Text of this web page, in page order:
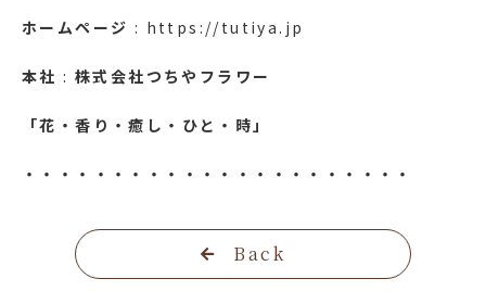
ホームページ : https://tutiya.jp
本社 :株式会社つちやフラワー
「花・香り・癒し・ひと・時」
・・・・・・・・・・・・・・・・・・・・・・
Back